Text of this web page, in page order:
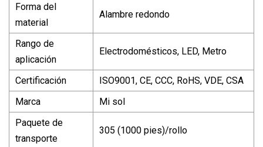
Forma del
material
Alambre redondo
Rango de
aplicación
Electrodomésticos, LED, Metro
Certificación
ISO9001, CE, CCC, RoHS, VDE, CSA
Marca
Mi sol
Paquete de
transporte
305 (1000 pies)/rollo